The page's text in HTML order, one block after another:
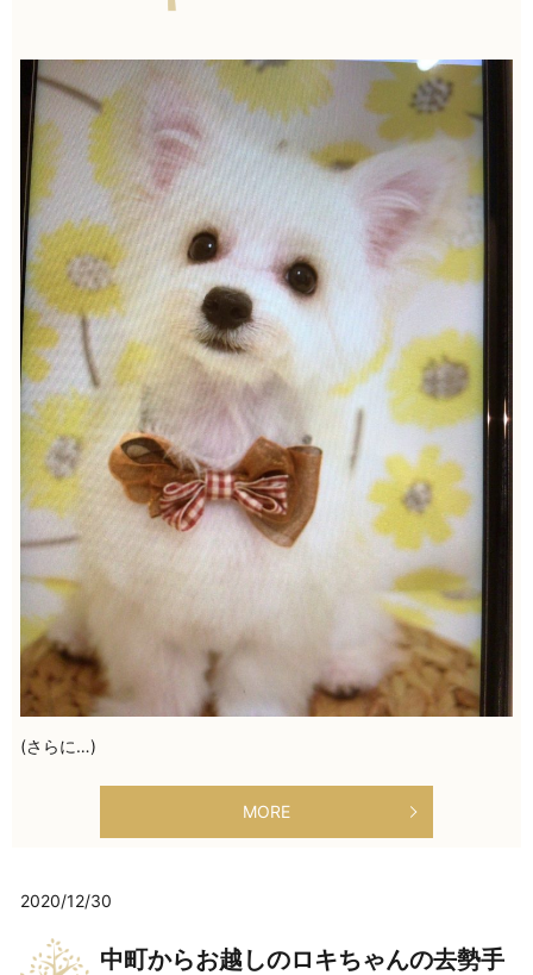
(さらに…)
MORE
2020/12/30
中町からお越しのロキちゃんの去勢手